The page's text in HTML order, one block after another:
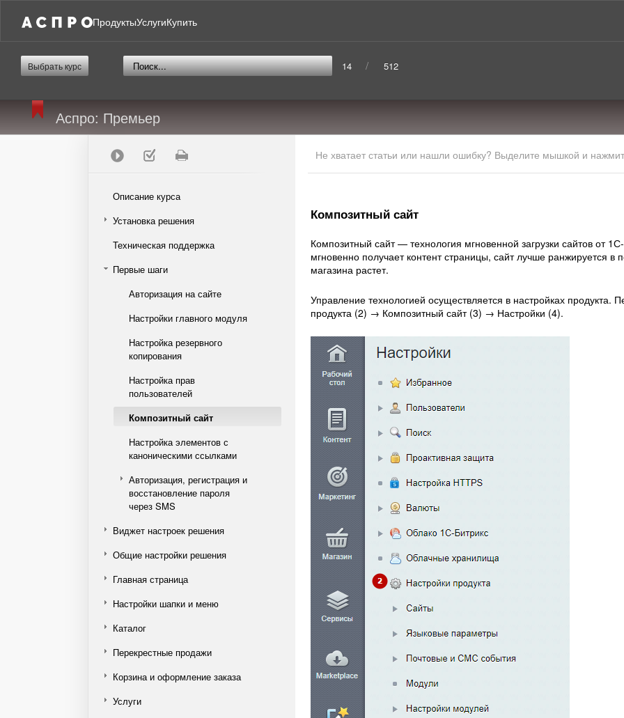
ПродуктыУслугиКупить
Выбрать курс 14 / 512
Аспро: Премьер
Описание курса
Установка решения
Техническая поддержка
Первые шаги
Авторизация на сайте
Настройки главного модуля
Настройка резервного
копирования
Настройка прав
пользователей
Композитный сайт
Настройка элементов с
каноническими ссылками
Авторизация, регистрация и
восстановление пароля
через SMS
Виджет настроек решения
Общие настройки решения
Главная страница
Настройки шапки и меню
Каталог
Перекрестные продажи
Корзина и оформление заказа
Услуги
Не хватает статьи или нашли ошибку? Выделите мышкой и
Композитный сайт
Композитный сайт — технология мгновенной загрузки сайтов от
мгновенно получает контент страницы, сайт лучше ранжируется в
магазина растет.
Управление технологией осуществляется в настройках
продукта (2) → Композитный сайт (3) → Настройки (4).